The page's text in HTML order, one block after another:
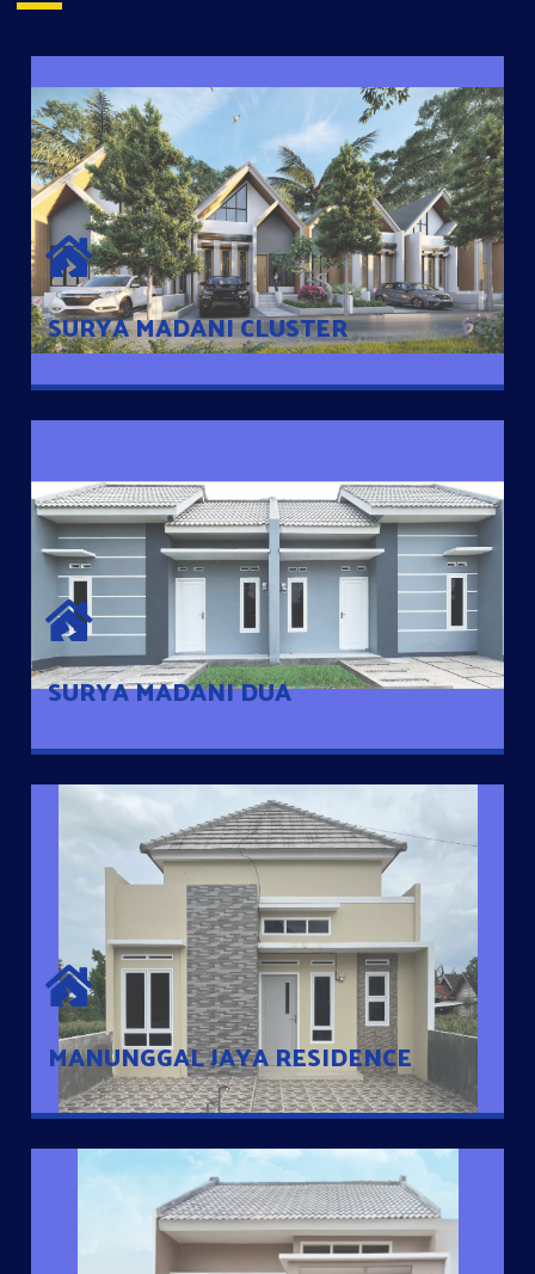
SURYA MADANI CLUSTER
SURYA MADANI CLUSTER
Desain Modern Minimalis dengan Konsep Rumah Pintar
Sehingga Memudahkan Penghuni mengakses rumahnya
dengan Ponsel
SURYA MADANI DUA
SURYA MADANI DUA
Satu-satunya Hunian nyaman dengan harga subsidi hanya 100
jutaan dengan lokasi strategis di Tuban
MANUNGGAL JAYA RESIDENCE
MANUNGGAL JAYA RESIDENCE
Cluster Exclusive dengan one Gate System, terdapat taman
mini dan memiliki jarak 200m dari jalan nasional serta dekat
dengan pusat kota